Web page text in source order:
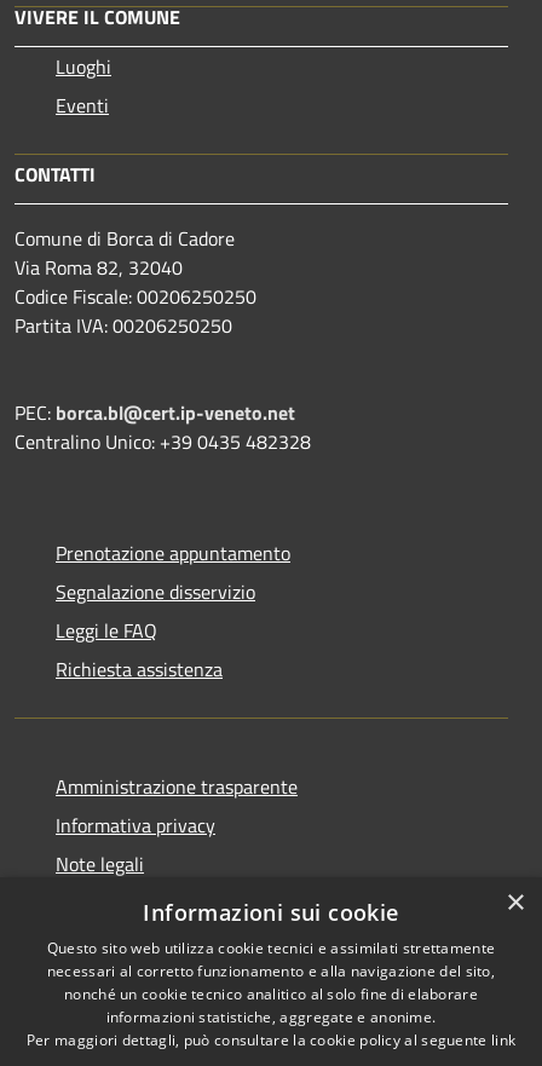
VIVERE IL COMUNE
Luoghi
Eventi
CONTATTI
Comune di Borca di Cadore
Via Roma 82, 32040
Codice Fiscale: 00206250250
Partita IVA: 00206250250
PEC: borca.bl@cert.ip-veneto.net
Centralino Unico: +39 0435 482328
Prenotazione appuntamento
Segnalazione disservizio
Leggi le FAQ
Richiesta assistenza
Amministrazione trasparente
Informativa privacy
Note legali
Dichiarazione di accessibilità
Accessibilità
Copyright © 2026 • Comune di
Borca di Cadore • Powered by
×
Informazioni sui cookie
Questo sito web utilizza cookie tecnici e assimilati strettamente
necessari al corretto funzionamento e alla navigazione del sito,
nonché un cookie tecnico analitico al solo fine di elaborare
informazioni statistiche, aggregate e anonime.
Per maggiori dettagli, può consultare la cookie policy al seguente link